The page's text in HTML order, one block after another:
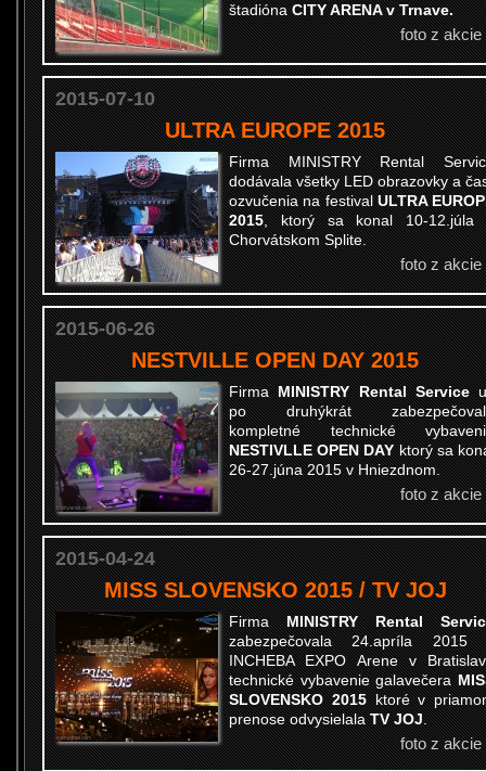
štadiónaCITY ARENA v Trnave.
foto z akcie
2015-07-10
ULTRA EUROPE 2015
Firma MINISTRY Rental
dodávala všetky LED obrazovky a
ozvučenia na festivalULTRA
2015, ktorý sa konal 10-12.júla
Chorvátskom Splite.
foto z akcie
2015-06-26
NESTVILLE OPEN DAY 2015
FirmaMINISTRY Rental Service
po druhýkrát
kompletné technické
NESTIVLLE OPEN DAYktorý sa
26-27.júna 2015 v Hniezdnom.
foto z akcie
2015-04-24
MISS SLOVENSKO 2015 / TV JOJ
FirmaMINISTRY Rental
zabezpečovala 24.apríla 2015
INCHEBA EXPO Arene v
technické vybavenie galavečera
SLOVENSKO 2015ktoré v
prenose odvysielalaTV JOJ.
foto z akcie